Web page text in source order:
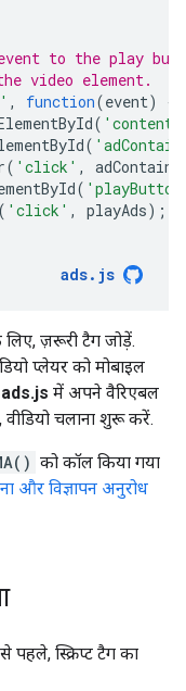
to the play
video element.
, function(event)
{
(
(
( 'click' ,
(
( 'click' , playAds);
ads. js
ज़रूरी टैग जोड़ें.
प्लेयर को मोबाइल
ads.js में अपने वैरिएबल
चलाना शुरू करें.
को कॉल किया गया
और विज्ञापन अनुरोध
पहले, स्क्रिप्ट टैग का